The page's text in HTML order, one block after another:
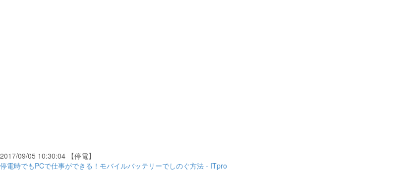
2017/09/05 10:30:04 【停電】
停電時でもPCで仕事ができる！モバイルバッテリーでしのぐ方法 - ITpro